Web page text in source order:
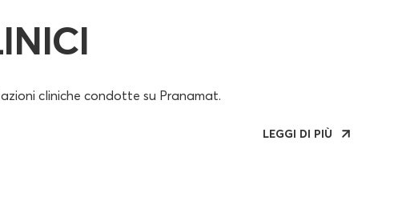
cliniche condotte su Pranamat.
LEGGI DI PIÙ